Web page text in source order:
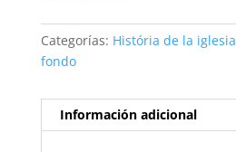
Categorías: História de la iglesia
fondo
Información adicional